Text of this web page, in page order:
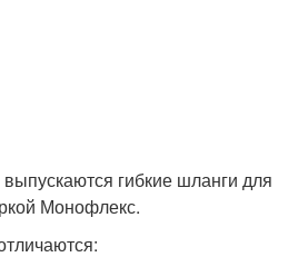
гибкие шланги для
Монофлекс.